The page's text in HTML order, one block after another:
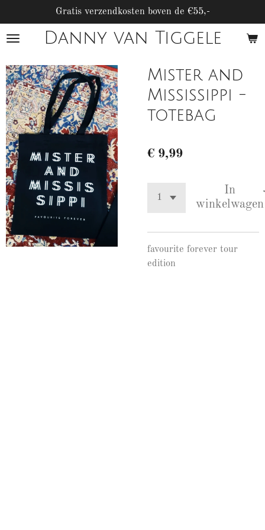
direct
naar
hoofdinhoud
Danny van Tiggele
Gratis verzendkosten boven de €55,-
Mister and
Mississippi -
totebag
€ 9,99
In
winkelwagen
favourite forever tour
edition